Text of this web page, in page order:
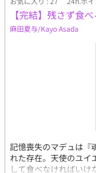
ハピエン保証 ムーンさ
【完結】残さず食べ
麻田夏与/Kayo Asada
記憶喪失のマデュは『
れた存在。天使のユイ
して食べなければい